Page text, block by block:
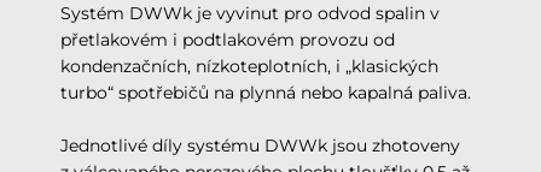
Systém DWWk je vyvinut pro odvod spalin v
přetlakovém i podtlakovém provozu od
kondenzačních, nízkoteplotních, i „klasických
turbo“ spotřebičů na plynná nebo kapalná paliva.
Jednotlivé díly systému DWWk jsou zhotoveny